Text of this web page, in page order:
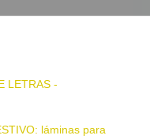
LETRAS -
láminas para